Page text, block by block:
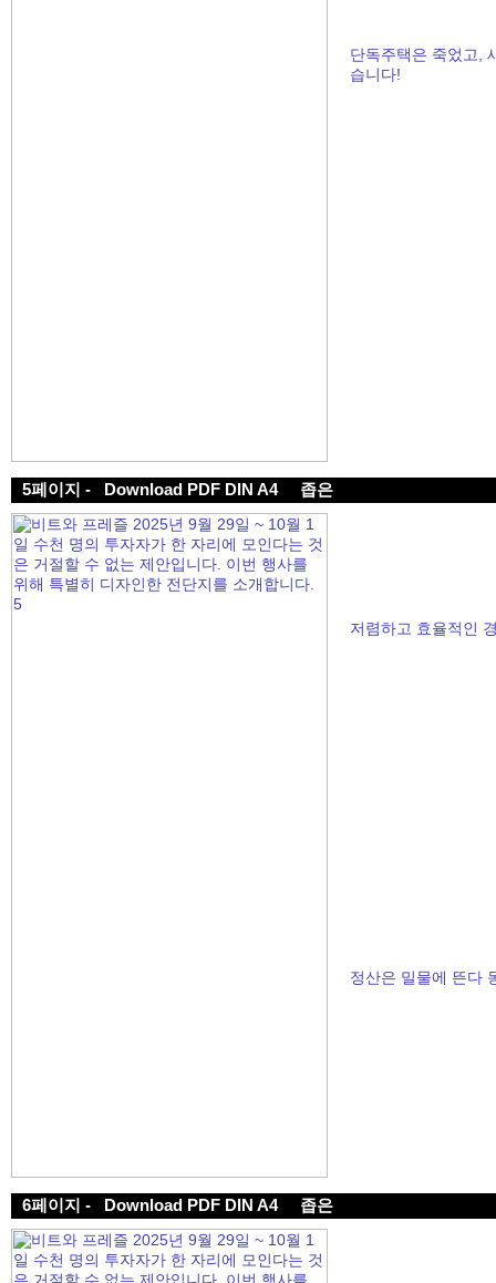
단독주택은 죽었고,
습니다!
5페이지 - Download PDF DIN A4 좁은
저렴하고 효율적인
정산은 밀물에 뜬다
6페이지 - Download PDF DIN A4 좁은